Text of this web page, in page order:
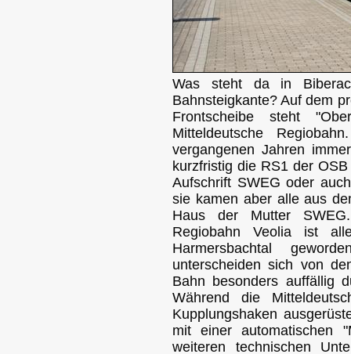
Was steht da in
Bahnsteigkante? Auf dem
Frontscheibe steht
Mitteldeutsche
vergangenen Jahren
kurzfristig die RS1 der
Aufschrift SWEG oder
sie kamen aber alle aus
Haus der Mutter
Regiobahn Veolia ist
Harmersbachtal
unterscheiden sich von
Bahn besonders auffällig
Während die
Kupplungshaken
mit einer automatischen
weiteren technischen